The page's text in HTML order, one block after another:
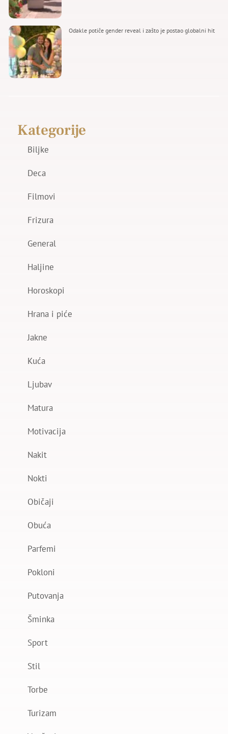
Odakle potiče gender reveal i zašto je postao globalni hit
Kategorije
Biljke
Deca
Filmovi
Frizura
General
Haljine
Horoskopi
Hrana i piće
Jakne
Kuća
Ljubav
Matura
Motivacija
Nakit
Nokti
Običaji
Obuća
Parfemi
Pokloni
Putovanja
Šminka
Sport
Stil
Torbe
Turizam